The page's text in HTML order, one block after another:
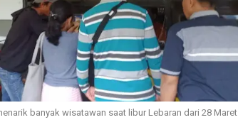
banyak wisatawan saat libur Lebaran dari 28 Maret